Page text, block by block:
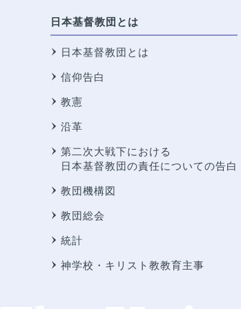
日本基督教団とは
日本基督教団とは
信仰告白
教憲
沿革
第二次大戦下における
日本基督教団の責任についての告白
教団機構図
教団総会
統計
神学校・キリスト教教育主事